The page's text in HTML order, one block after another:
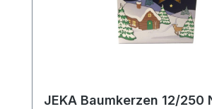
JEKA Baumkerzen 12/250